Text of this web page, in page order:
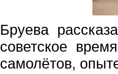
Бруева
советское
самолётов,